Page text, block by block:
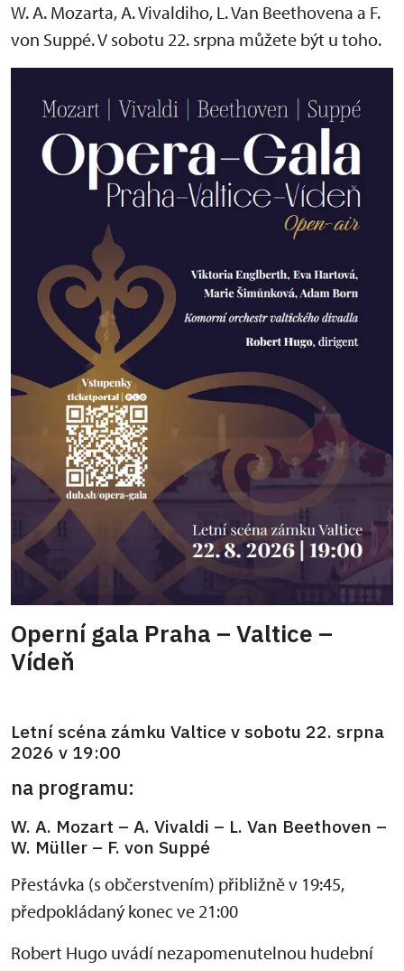
W. A. Mozarta, A. Vivaldiho, L. Van Beethovena a F.
von Suppé. V sobotu 22. srpna můžete být u toho.
Operní gala Praha – Valtice –
Vídeň
Letní scéna zámku Valtice v sobotu 22. srpna
2026 v 19:00
na programu:
W. A. Mozart – A. Vivaldi – L. Van Beethoven –
W. Müller – F. von Suppé
Přestávka (s občerstvením) přibližně v 19:45,
předpokládaný konec ve 21:00
Robert Hugo uvádí nezapomenutelnou hudební